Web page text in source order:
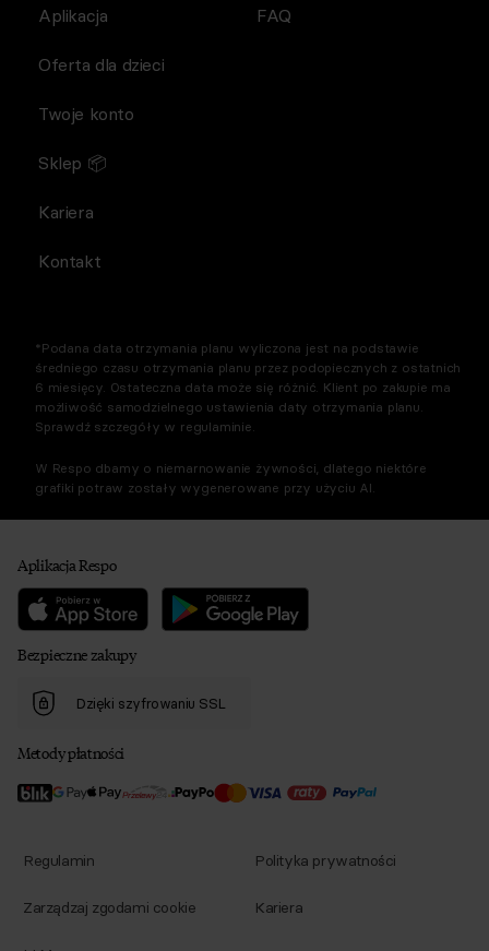
Aplikacja FAQ
Oferta dla dzieci
Twoje konto
Sklep 📦
Kariera
Kontakt
*Podana data otrzymania planu wyliczona jest na podstawie
średniego czasu otrzymania planu przez podopiecznych z ostatnich
6 miesięcy. Ostateczna data może się różnić. Klient po zakupie ma
możliwość samodzielnego ustawienia daty otrzymania planu.
Sprawdź szczegóły w regulaminie.
W Respo dbamy o niemarnowanie żywności, dlatego niektóre
grafiki potraw zostały wygenerowane przy użyciu AI.
Aplikacja Respo
Bezpieczne zakupy
Dzięki szyfrowaniu SSL
Metody płatności
Regulamin Polityka prywatności
Zarządzaj zgodami cookie Kariera